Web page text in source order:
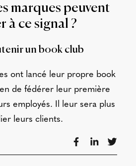
marques peuvent
à ce signal ?
un book club
ont lancé leur propre book
de fédérer leur première
employés. Il leur sera plus
leurs clients.